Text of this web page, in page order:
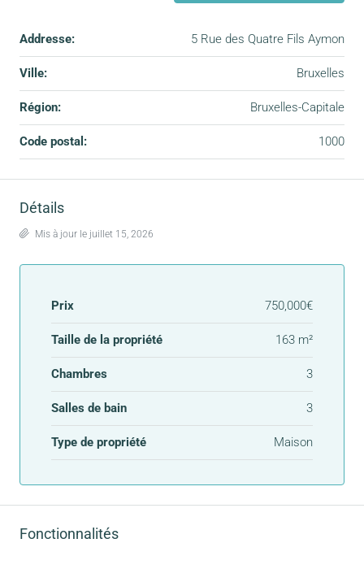
Addresse: 5 Rue des Quatre Fils Aymon
Ville: Bruxelles
Région: Bruxelles-Capitale
Code postal: 1000
Détails
Mis à jour le juillet 15, 2026
Prix 750,000€
Taille de la propriété 163 m²
Chambres 3
Salles de bain 3
Type de propriété Maison
Fonctionnalités